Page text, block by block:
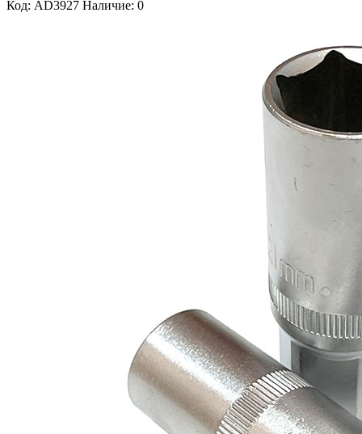
Код: AD3927 Наличие: 0